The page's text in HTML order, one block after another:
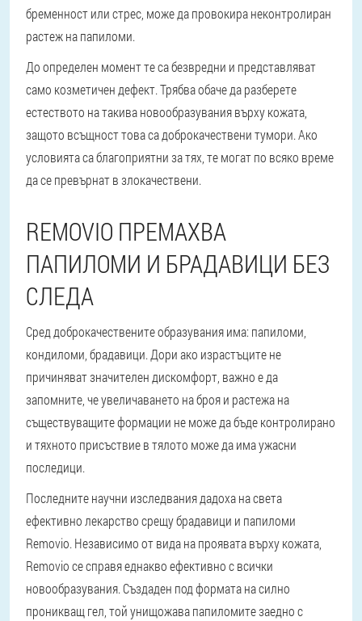
бременност или стрес, може да провокира неконтролиран
растеж на папиломи.
До определен момент те са безвредни и представляват
само козметичен дефект. Трябва обаче да разберете
естеството на такива новообразувания върху кожата,
защото всъщност това са доброкачествени тумори. Ако
условията са благоприятни за тях, те могат по всяко време
да се превърнат в злокачествени.
REMOVIO ПРЕМАХВА
ПАПИЛОМИ И БРАДАВИЦИ БЕЗ
СЛЕДА
Сред доброкачествените образувания има: папиломи,
кондиломи, брадавици. Дори ако израстъците не
причиняват значителен дискомфорт, важно е да
запомните, че увеличаването на броя и растежа на
съществуващите формации не може да бъде контролирано
и тяхното присъствие в тялото може да има ужасни
последици.
Последните научни изследвания дадоха на света
ефективно лекарство срещу брадавици и папиломи
Removio. Независимо от вида на проявата върху кожата,
Removio се справя еднакво ефективно с всички
новообразувания. Създаден под формата на силно
проникващ гел, той унищожава папиломите заедно с